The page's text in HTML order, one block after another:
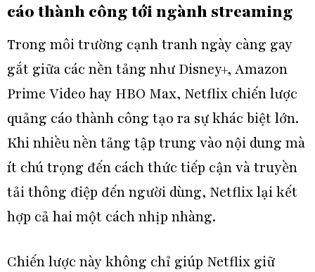
cáo thành công tới ngành streaming
Trong môi trường cạnh tranh ngày càng gay
gắt giữa các nền tảng như Disney+, Amazon
Prime Video hay HBO Max, Netflix chiến lược
quảng cáo thành công tạo ra sự khác biệt lớn.
Khi nhiều nền tảng tập trung vào nội dung mà
ít chú trọng đến cách thức tiếp cận và truyền
tải thông điệp đến người dùng, Netflix lại kết
hợp cả hai một cách nhịp nhàng.
Chiến lược này không chỉ giúp Netflix giữ